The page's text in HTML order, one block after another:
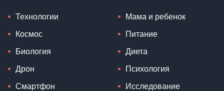
Технологии
Космос
Биология
Дрон
Смартфон
Мама и ребенок
Питание
Диета
Психология
Исследование